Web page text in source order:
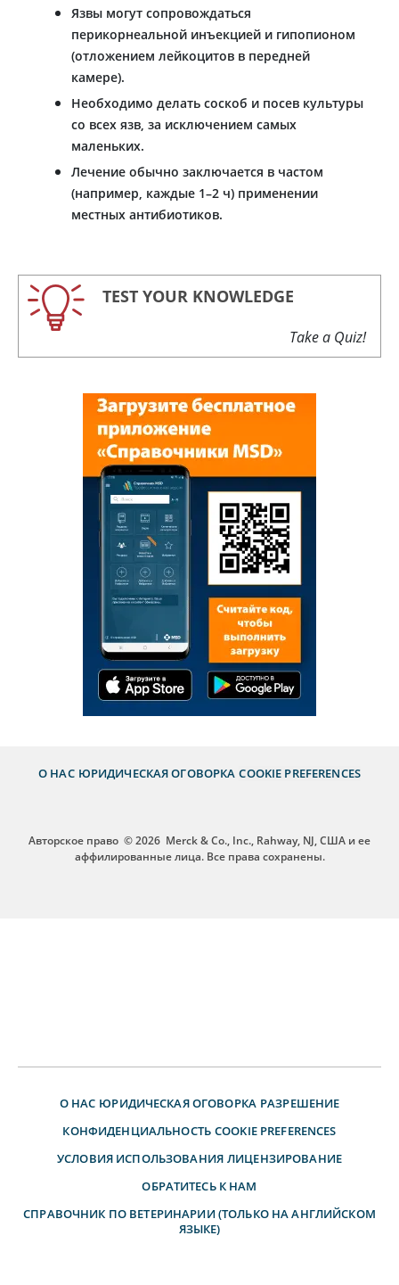
Язвы могут сопровождаться
перикорнеальной инъекцией и гипопионом
(отложением лейкоцитов в передней
камере).
Необходимо делать соскоб и посев культуры
со всех язв, за исключением самых
маленьких.
Лечение обычно заключается в частом
(например, каждые 1–2 ч) применении
местных антибиотиков.
TEST YOUR KNOWLEDGE
Take a Quiz!
О НАС ЮРИДИЧЕСКАЯ ОГОВОРКА COOKIE PREFERENCES
Авторское право © 2026 Merck & Co., Inc., Rahway, NJ, США и ее
аффилированные лица. Все права сохранены.
О НАС ЮРИДИЧЕСКАЯ ОГОВОРКА РАЗРЕШЕНИЕ
КОНФИДЕНЦИАЛЬНОСТЬ COOKIE PREFERENCES
УСЛОВИЯ ИСПОЛЬЗОВАНИЯ ЛИЦЕНЗИРОВАНИЕ
ОБРАТИТЕСЬ К НАМ
СПРАВОЧНИК ПО ВЕТЕРИНАРИИ (ТОЛЬКО НА АНГЛИЙСКОМ
ЯЗЫКЕ)